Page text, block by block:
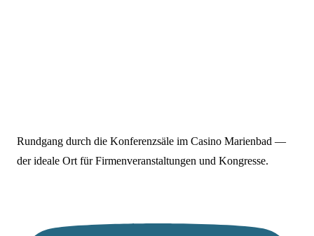
Rundgang durch die Konferenzsäle im Casino Marienbad —
der ideale Ort für Firmenveranstaltungen und Kongresse.